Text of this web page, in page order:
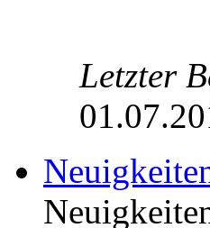
Letzter